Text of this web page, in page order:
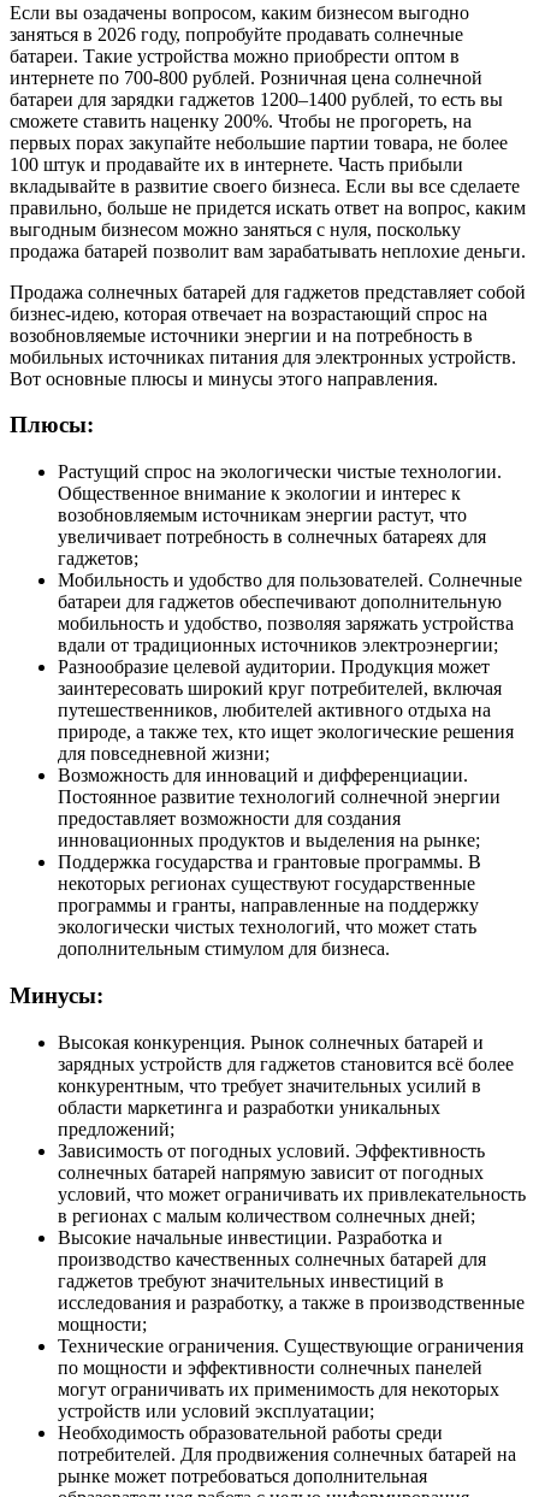
Если вы озадачены вопросом, каким бизнесом выгодно
заняться в 2026 году, попробуйте продавать солнечные
батареи. Такие устройства можно приобрести оптом в
интернете по 700-800 рублей. Розничная цена солнечной
батареи для зарядки гаджетов 1200–1400 рублей, то есть вы
сможете ставить наценку 200%. Чтобы не прогореть, на
первых порах закупайте небольшие партии товара, не более
100 штук и продавайте их в интернете. Часть прибыли
вкладывайте в развитие своего бизнеса. Если вы все сделаете
правильно, больше не придется искать ответ на вопрос, каким
выгодным бизнесом можно заняться с нуля, поскольку
продажа батарей позволит вам зарабатывать неплохие деньги.
Продажа солнечных батарей для гаджетов представляет собой
бизнес-идею, которая отвечает на возрастающий спрос на
возобновляемые источники энергии и на потребность в
мобильных источниках питания для электронных устройств.
Вот основные плюсы и минусы этого направления.
Плюсы:
Растущий спрос на экологически чистые технологии.
Общественное внимание к экологии и интерес к
возобновляемым источникам энергии растут, что
увеличивает потребность в солнечных батареях для
гаджетов;
Мобильность и удобство для пользователей. Солнечные
батареи для гаджетов обеспечивают дополнительную
мобильность и удобство, позволяя заряжать устройства
вдали от традиционных источников электроэнергии;
Разнообразие целевой аудитории. Продукция может
заинтересовать широкий круг потребителей, включая
путешественников, любителей активного отдыха на
природе, а также тех, кто ищет экологические решения
для повседневной жизни;
Возможность для инноваций и дифференциации.
Постоянное развитие технологий солнечной энергии
предоставляет возможности для создания
инновационных продуктов и выделения на рынке;
Поддержка государства и грантовые программы. В
некоторых регионах существуют государственные
программы и гранты, направленные на поддержку
экологически чистых технологий, что может стать
дополнительным стимулом для бизнеса.
Минусы:
Высокая конкуренция. Рынок солнечных батарей и
зарядных устройств для гаджетов становится всё более
конкурентным, что требует значительных усилий в
области маркетинга и разработки уникальных
предложений;
Зависимость от погодных условий. Эффективность
солнечных батарей напрямую зависит от погодных
условий, что может ограничивать их привлекательность
в регионах с малым количеством солнечных дней;
Высокие начальные инвестиции. Разработка и
производство качественных солнечных батарей для
гаджетов требуют значительных инвестиций в
исследования и разработку, а также в производственные
мощности;
Технические ограничения. Существующие ограничения
по мощности и эффективности солнечных панелей
могут ограничивать их применимость для некоторых
устройств или условий эксплуатации;
Необходимость образовательной работы среди
потребителей. Для продвижения солнечных батарей на
рынке может потребоваться дополнительная